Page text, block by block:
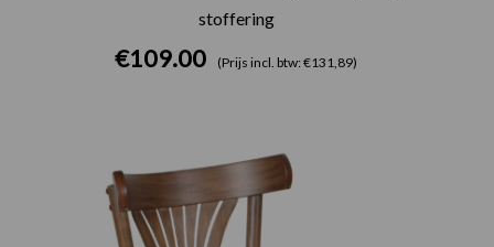
stoffering
€109.00 (Prijs incl. btw: €131,89)